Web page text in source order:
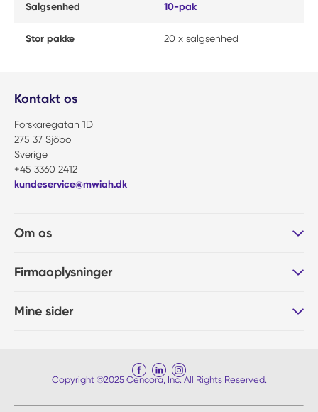
Salgsenhed 10-pak
Stor pakke 20 x salgsenhed
Kontakt os
Forskaregatan 1D
275 37 Sjöbo
Sverige
+45 3360 2412
kundeservice@mwiah.dk
Om os
Firmaoplysninger
Mine sider
Copyright ©2025 Cencora, Inc. All Rights Reserved.